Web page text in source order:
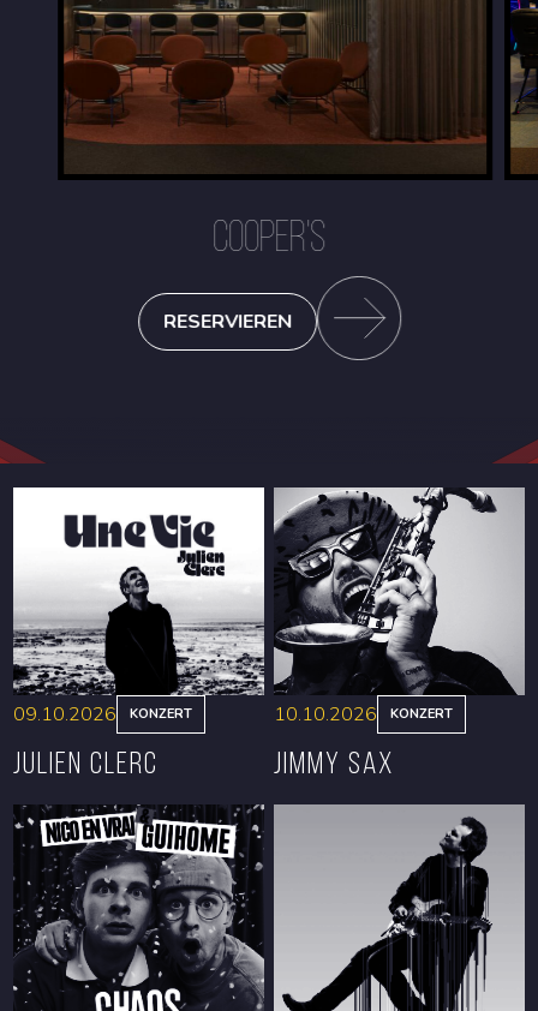
COOPER'S
RESERVIEREN
RESERVIEREN
09.10.2026 KONZERT
Julien Clerc
RESERVIEREN
10.10.2026 KONZERT
Jimmy Sax